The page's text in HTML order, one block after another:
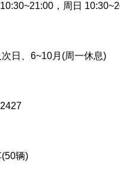
，周日
日、6~10月(周一休息)
辆)